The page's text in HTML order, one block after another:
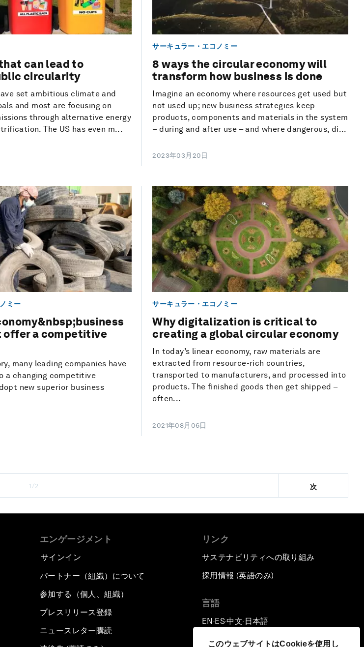
このウェブサイトはCookieを使用し
can lead to
circularity
set ambitious climate and
and most are focusing on
through alternative energy
The US has even m...
サーキュラー・エコノミー
8 ways the circular economy will
transform how business is done
Imagine an economy where resources get used but
not used up; new business strategies keep
products, components and materials in the system
– during and after use – and where dangerous, di...
2023年03月20日
ミー
offer a competitive
many leading companies have
a changing competitive
new superior business
サーキュラー・エコノミー
Why digitalization is critical to
creating a global circular economy
In today’s linear economy, raw materials are
extracted from resource-rich countries,
transported to manufacturers, and processed into
products. The finished goods then get shipped –
often...
2021年08月06日
1/2 次
エンゲージメント
サインイン
パートナー（組織）について
参加する（個人、組織）
プレスリリース登録
ニュースレター購読
リンク
サステナビリティへの取り組み
採用情報 (英語のみ)
言語
EN ▪ES▪中文▪ 日本語